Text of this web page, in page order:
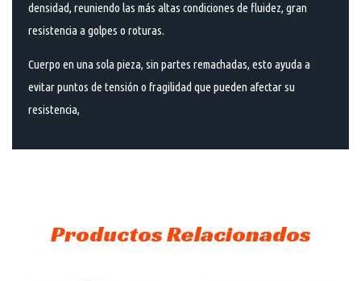
densidad, reuniendo las más altas condiciones de fluidez, gran
resistencia a golpes o roturas.
Cuerpo en una sola pieza, sin partes remachadas, esto ayuda a
evitar puntos de tensión o fragilidad que pueden afectar su
resistencia,
Productos Relacionados